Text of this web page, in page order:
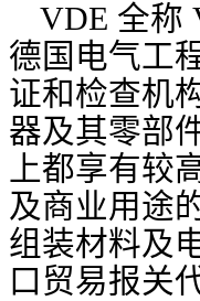
VDE 全称
德国电气工
证和检查机
器及其零部
上都享有较
及商业用途
组装材料及
口贸易报关